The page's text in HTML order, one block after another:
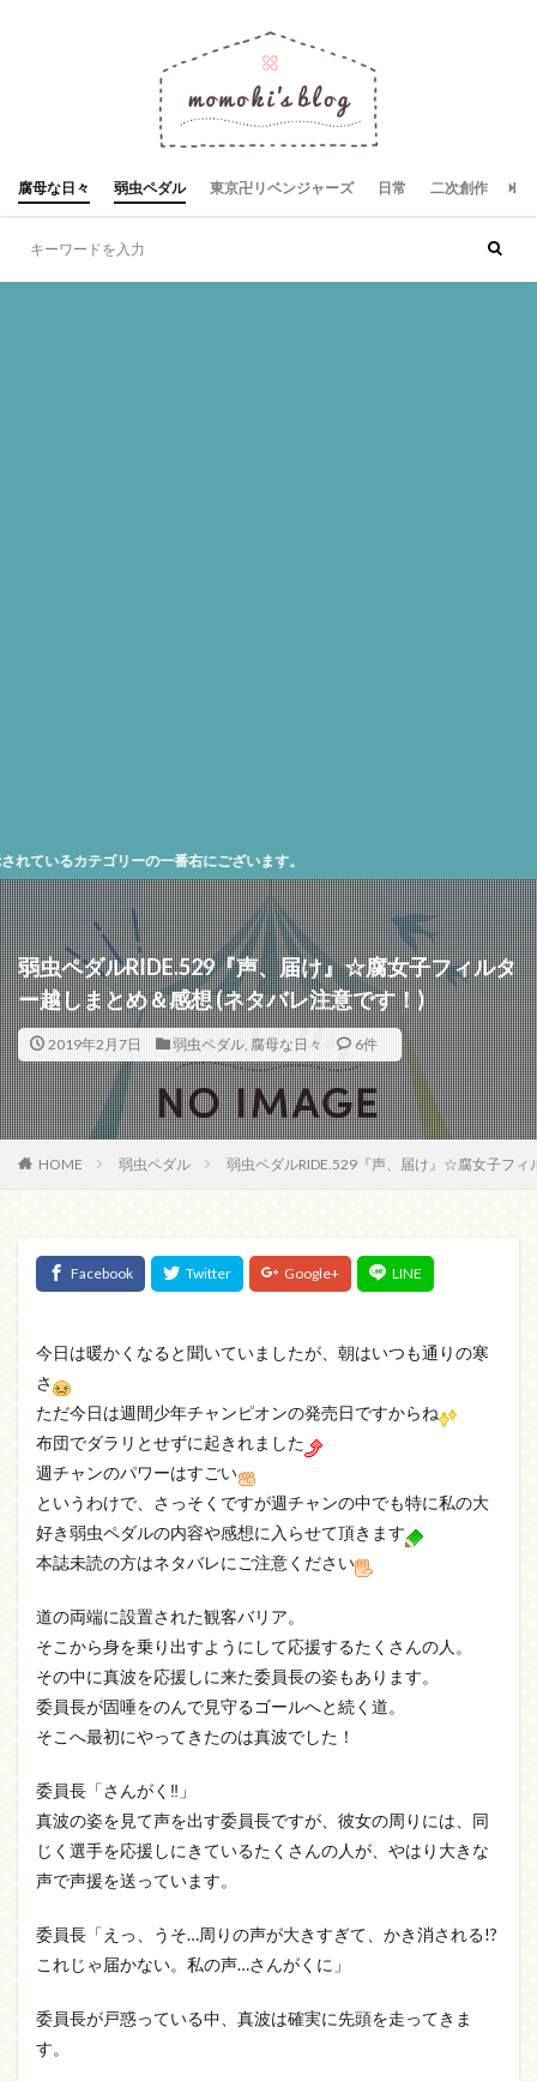
腐母な日々 弱虫ペダル 東京卍リベンジャーズ 日常 二次創作 お
リーの一番右にございます。
弱虫ペダルRIDE.529『声、届け』☆腐女子フィルタ
ー越しまとめ＆感想 (ネタバレ注意です！)
2019年2月7日 弱虫ペダル, 腐母な日々 6件
HOME 弱虫ペダル 弱虫ペダルRIDE.529『声、届け』☆腐女子フ
今日は暖かくなると聞いていましたが、朝はいつも通りの寒
さ
ただ今日は週間少年チャンピオンの発売日ですからね
布団でダラリとせずに起きれました
週チャンのパワーはすごい
というわけで、さっそくですが週チャンの中でも特に私の大
好き弱虫ペダルの内容や感想に入らせて頂きます
本誌未読の方はネタバレにご注意ください
道の両端に設置された観客バリア。
そこから身を乗り出すようにして応援するたくさんの人。
その中に真波を応援しに来た委員長の姿もあります。
委員長が固唾をのんで見守るゴールへと続く道。
そこへ最初にやってきたのは真波でした！
委員長「さんがく‼」
真波の姿を見て声を出す委員長ですが、彼女の周りには、同
じく選手を応援しにきているたくさんの人が、やはり大きな
声で声援を送っています。
委員長「えっ、うそ…周りの声が大きすぎて、かき消される!?
これじゃ届かない。私の声…さんがくに」
委員長が戸惑っている中、真波は確実に先頭を走ってきま
す。